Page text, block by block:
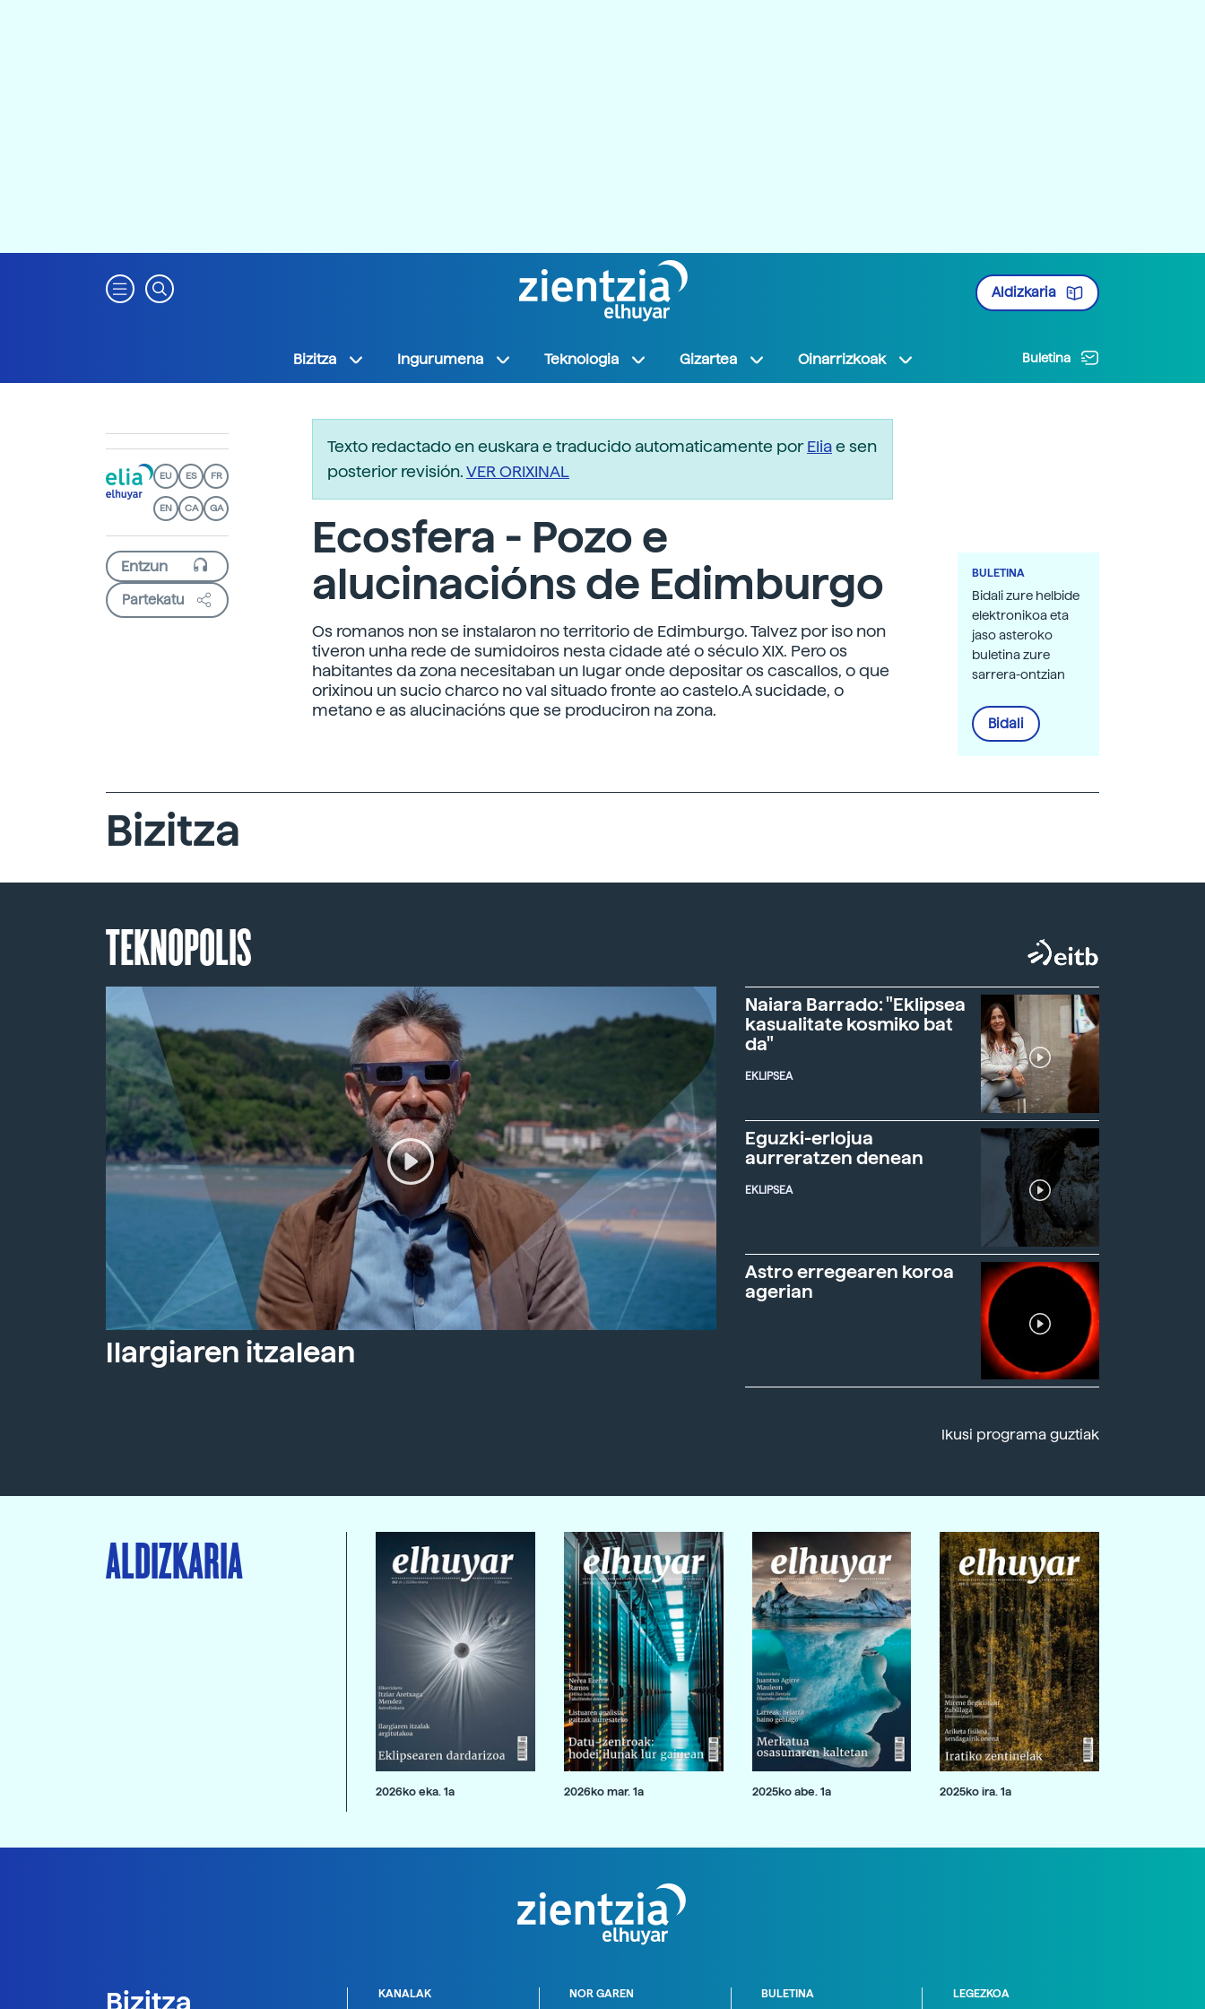
Aldizkaria
Bizitza Ingurumena Teknologia Gizartea Oinarrizkoak Buletina
EU ES FR
EN CA GA
Partekatu
Texto redactado en euskara e traducido automaticamente porEliae sen
posterior revisión.VER ORIXINAL
Ecosfera - Pozo e
alucinacións de Edimburgo
Os romanos non se instalaron no territorio de Edimburgo. Talvez por iso non
tiveron unha rede de sumidoiros nesta cidade até o século XIX. Pero os
habitantes da zona necesitaban un lugar onde depositar os cascallos, o que
orixinou un sucio charco no val situado fronte ao castelo.A sucidade, o
metano e as alucinacións que se produciron na zona.
BULETINA
Bidali zure helbide
elektronikoa eta
jaso asteroko
buletina zure
sarrera-ontzian
Bidali
Bizitza
TEKNOPOLIS
Ilargiaren itzalean
Naiara Barrado: "Eklipsea
kasualitate kosmiko bat
da"
EKLIPSEA
Eguzki-erlojua
aurreratzen denean
EKLIPSEA
Astro erregearen koroa
agerian
Ikusi programa guztiak
ALDIZKARIA
2026ko eka. 1a 2026ko mar. 1a 2025ko abe. 1a 2025ko ira. 1a
Bizitza
KANALAK NOR GAREN BULETINA LEGEZKOA